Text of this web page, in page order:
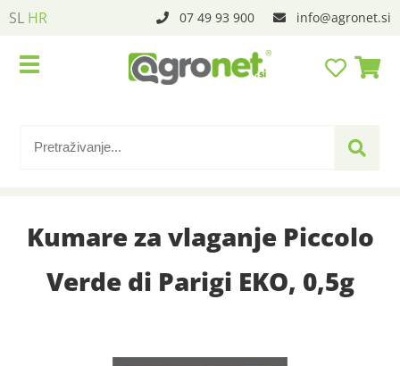
SL HR 07 49 93 900 info agronet.si
Kumare za vlaganje Piccolo
Verde di Parigi EKO, 0,5g